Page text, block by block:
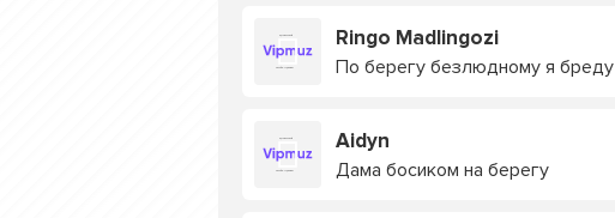
Ringo Madlingozi
По берегу безлюдному я бреду
Aidyn
Дама босиком на берегу